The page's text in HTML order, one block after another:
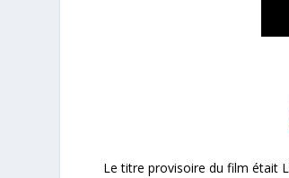
Le titre provisoire du film était